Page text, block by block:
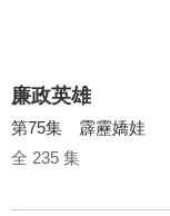
廉政英雄
第75集 霹靂嬌娃
全 235 集